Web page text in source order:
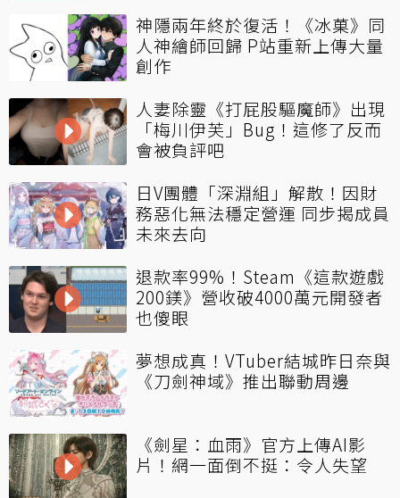
神隱兩年終於復活！《冰菓》同
人神繪師回歸 P站重新上傳大量
創作
人妻除靈《打屁股驅魔師》出現
「梅川伊芙」Bug！這修了反而
會被負評吧
日V團體「深淵組」解散！因財
務惡化無法穩定營運 同步揭成員
未來去向
退款率99%！Steam《這款遊戲
200鎂》營收破4000萬元開發者
也傻眼
夢想成真！VTuber結城昨日奈與
《刀劍神域》推出聯動周邊
《劍星：血雨》官方上傳AI影
片！網一面倒不挺：令人失望